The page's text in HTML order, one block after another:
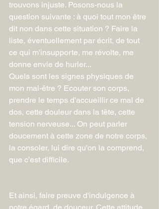
trouvons injuste. Posons-nous la
question suivante : à quoi tout mon être
dit non dans cette situation ? Faire la
liste, éventuellement par écrit, de tout
ce qui m'insupporte, me révolte, me
donne envie de hurler...
Quels sont les signes physiques de
mon mal-être ? Ecouter son corps,
prendre le temps d'accueillir ce mal de
dos, cette douleur dans la tête, cette
tension nerveuse... On peut parler
doucement à cette zone de notre corps,
la consoler, lui dire qu'on la comprend,
que c'est difficile.
Et ainsi, faire preuve d'indulgence à